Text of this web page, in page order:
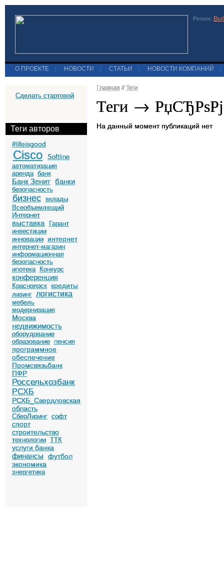
Регион:
О ПРОЕКТЕ НОВОСТИ СТАТЬИ НОВОСТИ КОМПАНИЙ
Сделать стартовой
Теги авторов
#lifeisgood
Cisco
Softline
автоматизация
аренда банк
Банк Зенит банки
безопасность
бизнес
вклады
Всеобъемлющий
Интернет
выставка
Гарант
инвестиции
инновации
интернет
интернет-магазин
информационная
безопасность
ипотека
Конкурс
конференция
Красноярск кредиты
лизинг логистика
мебель
модернизация
Москва
недвижимость
оборудование
образование пенсия
программное
обеспечение
Промсвязьбанк
ПФР
Россельхозбанк
РСХБ
РСХБ_Свердловская
область
СберЛизинг софт
спорт
строительство
технологии ТТК
услуги банка
финансы
футбол
экономика
энергетика
Главная // Теги
Теги →
На данный момент публикаций нет